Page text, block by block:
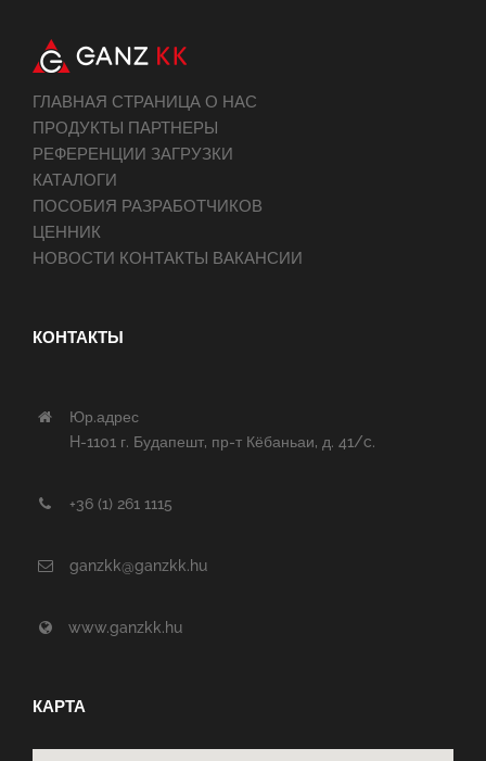
ГЛАВНАЯ СТРАНИЦА О НАС
ПРОДУКТЫ ПАРТНЕРЫ
РЕФЕРЕНЦИИ ЗАГРУЗКИ
КАТАЛОГИ
ПОСОБИЯ РАЗРАБОТЧИКОВ
ЦЕННИК
НОВОСТИ КОНТАКТЫ ВАКАНСИИ
КОНТАКТЫ
Юр.адрес
H-1101 г. Будапешт, пр-т Кёбаньаи, д. 41/c.
+36 (1) 261 1115
ganzkk@ganzkk.hu
www.ganzkk.hu
КАРТА